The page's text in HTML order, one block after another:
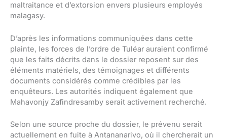
maltraitance et d’extorsion envers plusieurs employés
malagasy.
D’après les informations communiquées dans cette
plainte, les forces de l’ordre de Tuléar auraient confirmé
que les faits décrits dans le dossier reposent sur des
éléments matériels, des témoignages et différents
documents considérés comme crédibles par les
enquêteurs. Les autorités indiquent également que
Mahavonjy Zafindresamby serait activement recherché.
Selon une source proche du dossier, le prévenu serait
actuellement en fuite à Antananarivo, où il chercherait un